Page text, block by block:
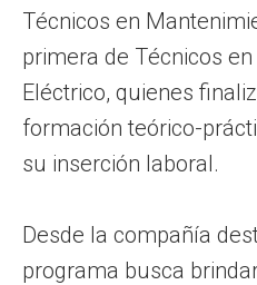
Técnicos en
primera de Técnicos
Eléctrico, quienes
formación teórico-
su inserción laboral.
Desde la compañía
programa busca